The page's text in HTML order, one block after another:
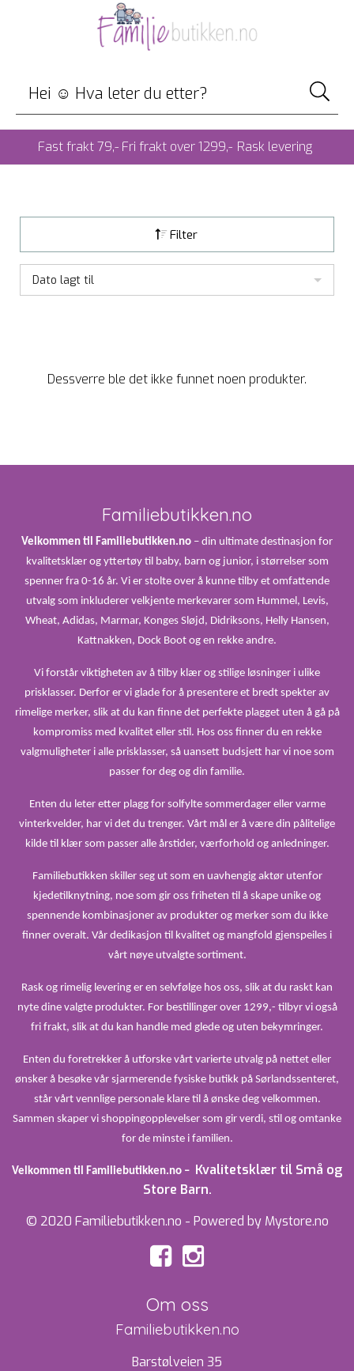
Fast frakt 79,- Fri frakt over 1299,- Rask levering
Filter
Dato lagt til
Dessverre ble det ikke funnet noen produkter.
Familiebutikken.no
Velkommen til Familiebutikken.no – din ultimate destinasjon for
kvalitetsklær og yttertøy til baby, barn og junior, i størrelser som
spenner fra 0-16 år. Vi er stolte over å kunne tilby et omfattende
utvalg som inkluderer velkjente merkevarer som Hummel, Levis,
Wheat, Adidas, Marmar, Konges Sløjd, Didriksons, Helly Hansen,
Kattnakken, Dock Boot og en rekke andre.
Vi forstår viktigheten av å tilby klær og stilige løsninger i ulike
prisklasser. Derfor er vi glade for å presentere et bredt spekter av
rimelige merker, slik at du kan finne det perfekte plagget uten å gå på
kompromiss med kvalitet eller stil. Hos oss finner du en rekke
valgmuligheter i alle prisklasser, så uansett budsjett har vi noe som
passer for deg og din familie.
Enten du leter etter plagg for solfylte sommerdager eller varme
vinterkvelder, har vi det du trenger. Vårt mål er å være din pålitelige
kilde til klær som passer alle årstider, værforhold og anledninger.
Familiebutikken skiller seg ut som en uavhengig aktør utenfor
kjedetilknytning, noe som gir oss friheten til å skape unike og
spennende kombinasjoner av produkter og merker som du ikke
finner overalt. Vår dedikasjon til kvalitet og mangfold gjenspeiles i
vårt nøye utvalgte sortiment.
Rask og rimelig levering er en selvfølge hos oss, slik at du raskt kan
nyte dine valgte produkter. For bestillinger over 1299,- tilbyr vi også
fri frakt, slik at du kan handle med glede og uten bekymringer.
Enten du foretrekker å utforske vårt varierte utvalg på nettet eller
ønsker å besøke vår sjarmerende fysiske butikk på Sørlandssenteret,
står vårt vennlige personale klare til å ønske deg velkommen.
Sammen skaper vi shoppingopplevelser som gir verdi, stil og omtanke
for de minste i familien.
Velkommen til Familiebutikken.no – Kvalitetsklær til Små og
Store Barn.
© 2020 Familiebutikken.no - Powered by Mystore.no
Om oss
Familiebutikken.no
Barstølveien 35